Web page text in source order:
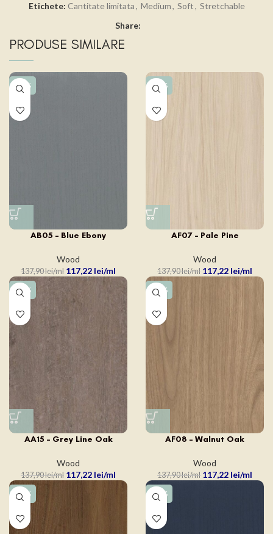
Etichete: Cantitate limitata, Medium, Soft, Stretchable
Share:
PRODUSE SIMILARE
-15%
AB05 – Blue Ebony
Wood
137,90lei 117,22 lei
-15%
AF07 – Pale Pine
Wood
137,90lei 117,22 lei
-15%
AA15 – Grey Line Oak
Wood
137,90lei 117,22 lei
-15%
AF08 – Walnut Oak
Wood
137,90lei 117,22 lei
-15% -15%